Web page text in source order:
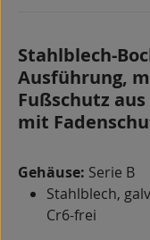
Stahlblech-
Ausführung,
Fußschutz
mit
Gehäuse: Serie B
Stahlblech,
Cr6-frei